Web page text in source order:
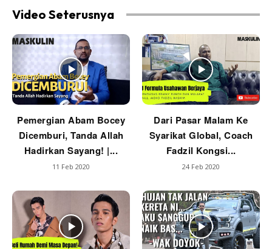
Video Seterusnya
Pemergian Abam Bocey
Dicemburi, Tanda Allah
Hadirkan Sayang! |...
11 Feb 2020
Dari Pasar Malam Ke
Syarikat Global, Coach
Fadzil Kongsi...
24 Feb 2020